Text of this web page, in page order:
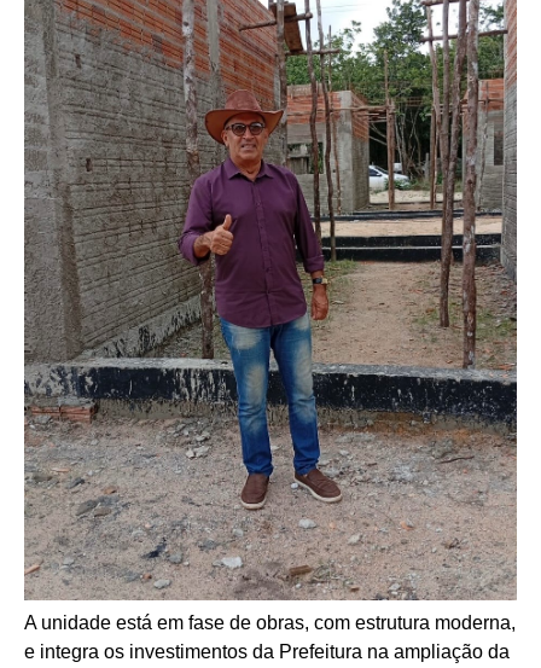
A unidade está em fase de obras, com estrutura moderna,
e integra os investimentos da Prefeitura na ampliação da